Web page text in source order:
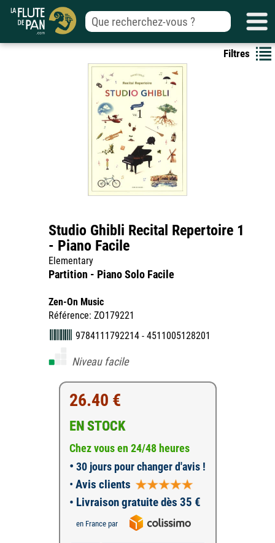
Filtres
Studio Ghibli Recital Repertoire 1
- Piano Facile
Elementary
Partition - Piano Solo Facile
Zen-On Music
Référence: ZO179221
9784111792214 - 4511005128201
Niveau facile
26.40 €
EN STOCK
Chez vous en 24/48 heures
• 30 jours pour changer d'avis !
• Avis clients
• Livraison gratuite dès 35 €
en France par